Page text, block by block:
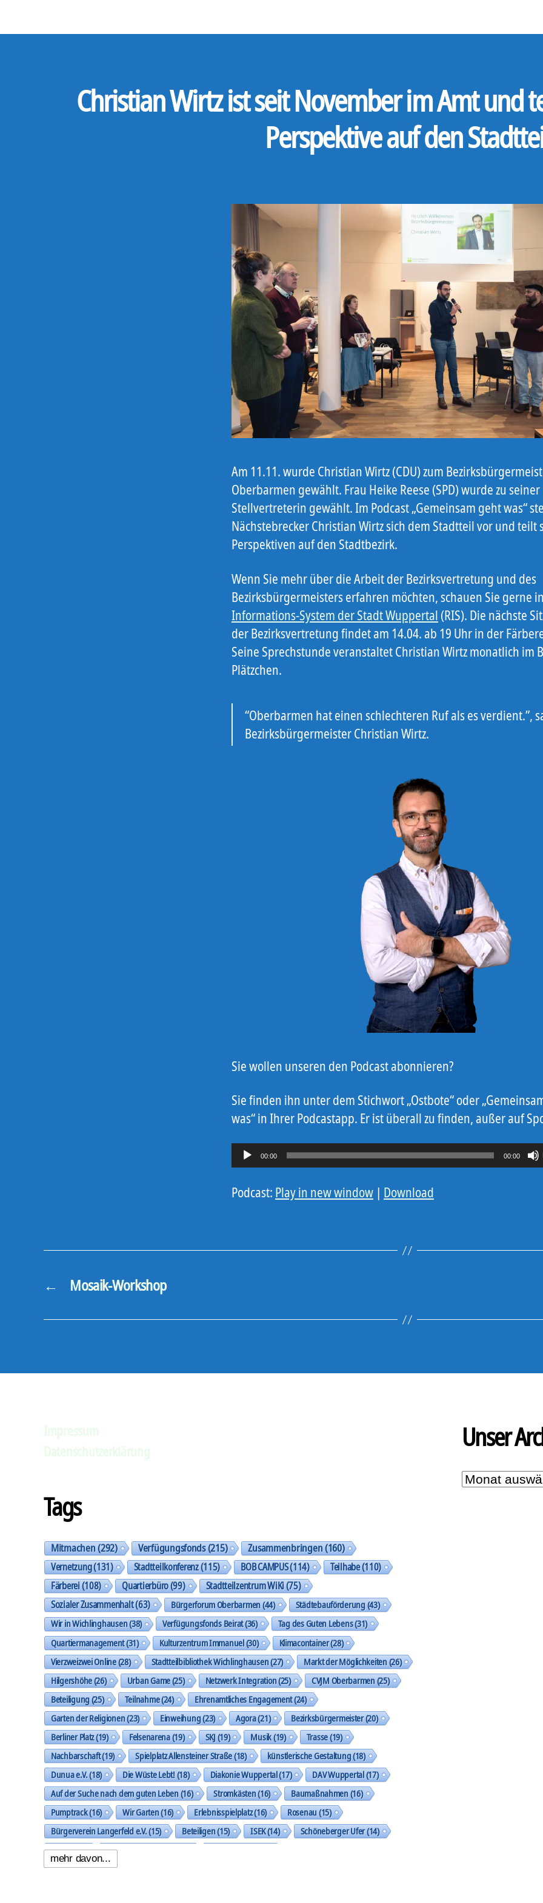
Christian Wirtz ist seit November im Amt und
Perspektive auf den
Am 11.11. wurde Christian Wirtz (CDU) zum
Oberbarmen gewählt. Frau Heike Reese (SPD) wurde zu seiner
Stellvertreterin gewählt. Im Podcast „Gemeinsam geht was“
Nächstebrecker Christian Wirtz sich dem Stadtteil vor und teilt
Perspektiven auf den Stadtbezirk.
Wenn Sie mehr über die Arbeit der Bezirksvertretung und des
Bezirksbürgermeisters erfahren möchten, schauen Sie gerne
Informations-System der Stadt Wuppertal (RIS). Die nächste
der Bezirksvertretung findet am 14.04. ab 19 Uhr in der
Seine Sprechstunde veranstaltet Christian Wirtz monatlich im
Plätzchen.
“Oberbarmen hat einen schlechteren Ruf als es verdient.”,
Bezirksbürgermeister Christian Wirtz.
Sie wollen unseren den Podcast abonnieren?
Sie finden ihn unter dem Stichwort „Ostbote“ oder
was“ in Ihrer Podcastapp. Er ist überall zu finden, außer auf
u
d
-
y
00:00 00:00
Podcast: Play in new window | Download
← Mosaik-Workshop
Tags
Mitmachen(292) Verfügungsfonds(215) Zusammenbringen(160)
Vernetzung(131) Stadtteilkonferenz(115) BOB CAMPUS(114) Teilhabe(110)
Färberei(108) Quartierbüro(99) Stadtteilzentrum WiKi(75)
Sozialer Zusammenhalt(63) Bürgerforum Oberbarmen(44) Städtebauförderung(43)
Wir in Wichlinghausen(38) Verfügungsfonds Beirat(36) Tag des Guten Lebens(31)
Quartiermanagement(31) Kulturzentrum Immanuel(30) Klimacontainer(28)
Vierzweizwei Online(28) Stadtteilbibliothek Wichlinghausen(27) Markt der Möglichkeiten(26)
Hilgershöhe(26) Urban Game(25) Netzwerk Integration(25) CVJM Oberbarmen(25)
Beteiligung(25) Teilnahme(24) Ehrenamtliches Engagement(24)
Garten der Religionen(23) Einweihung(23) Agora(21) Bezirksbürgermeister(20)
Berliner Platz(19) Felsenarena(19) SKJ(19) Musik(19) Trasse(19)
Nachbarschaft(19) Spielplatz Allensteiner Straße(18) künstlerische Gestaltung(18)
Dunua e.V.(18) Die Wüste Lebt!(18) Diakonie Wuppertal(17) DAV Wuppertal(17)
Auf der Suche nach dem guten Leben(16) Stromkästen(16) Baumaßnahmen(16)
Pumptrack(16) Wir Garten(16) Erlebnisspielplatz(16) Rosenau(15)
Bürgerverein Langerfeld e.V.(15) Beteiligen(15) ISEK(14) Schöneberger Ufer(14)
Ideen(14) Nachbarschaftspark
Handlungsfeld Städtebau und Stadtgestalt
mehr davon...
Unser
Unser
Archiv